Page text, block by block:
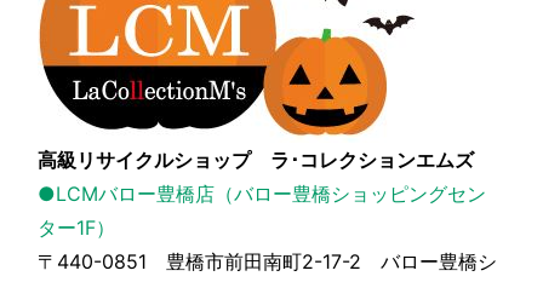
高級リサイクルショップ ラ･コレクションエムズ
●LCMバロー豊橋店（バロー豊橋ショッピングセン
ター1F）
〒440-0851 豊橋市前田南町2-17-2 バロー豊橋シ